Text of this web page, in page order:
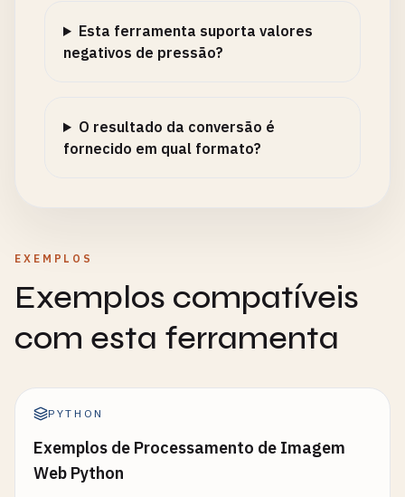
Esta ferramenta suporta valores
negativos de pressão?
O resultado da conversão é
fornecido em qual formato?
EXEMPLOS
Exemplos compatíveis
com esta ferramenta
PYTHON
Exemplos de Processamento de Imagem
Web Python